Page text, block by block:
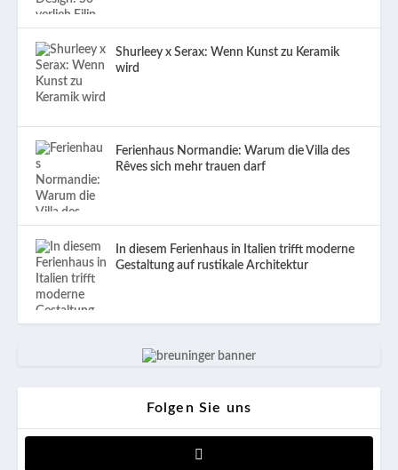
Shurleey x Serax: Wenn Kunst zu Keramik
wird
Ferienhaus Normandie: Warum die Villa des
Rêves sich mehr trauen darf
In diesem Ferienhaus in Italien trifft moderne
Gestaltung auf rustikale Architektur
Folgen Sie uns